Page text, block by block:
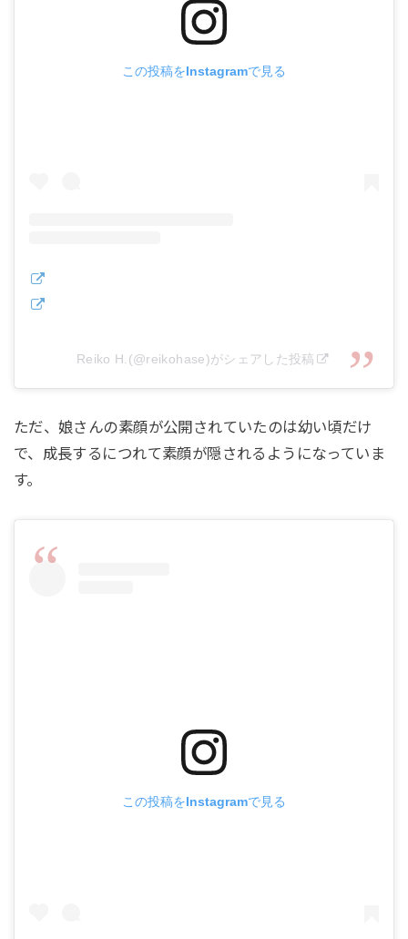
この投稿をInstagramで見る
Reiko H.(@reikohase)がシェアした投稿
ただ、娘さんの素顔が公開されていたのは幼い頃だけ
で、成長するにつれて素顔が隠されるようになっていま
す。
この投稿をInstagramで見る